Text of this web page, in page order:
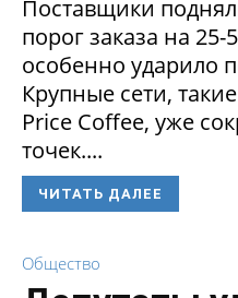
Поставщики
порог заказа на
особенно ударило
Крупные сети,
Price Coffee, уже
точек....
ЧИТАТЬ ДАЛЕЕ
Общество